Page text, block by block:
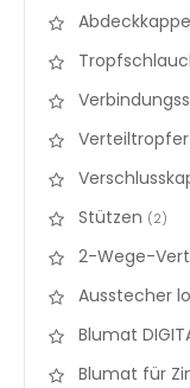
Stützen 2items
2-Wege-
Ausstecher
Blumat
Blumat für